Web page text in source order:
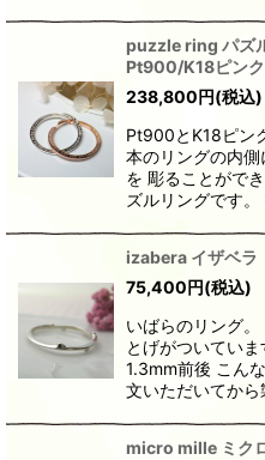
puzzle ring パズ
Pt900/K18ピン
238,800円(税込)
Pt900とK18ピン
本のリングの内
を 彫ることがで
ズルリングです
izabera イザベ
75,400円(税込)
いばらのリング
とげがついてい
1.3mm前後 こん
文いただいてか
micro mille ミク